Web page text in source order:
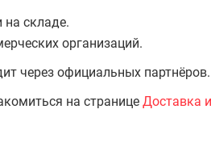
складе.
организаций.
через официальных партнёров.
на странице Доставка